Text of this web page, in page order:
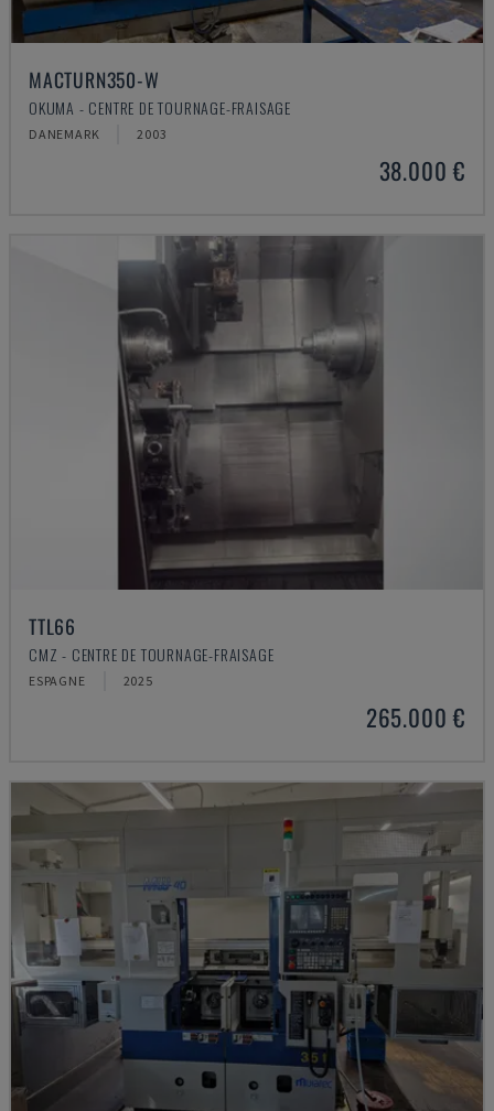
MACTURN350-W
OKUMA - CENTRE DE TOURNAGE-FRAISAGE
DANEMARK 2003
38.000 €
TTL66
CMZ - CENTRE DE TOURNAGE-FRAISAGE
ESPAGNE 2025
265.000 €